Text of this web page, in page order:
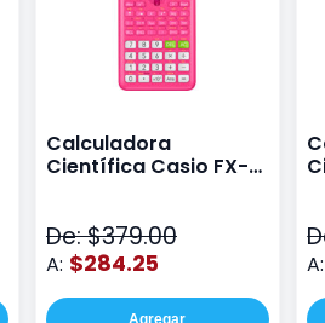
Calculadora
Científica Casio FX-
De: $379.00
A: $284.25 A: